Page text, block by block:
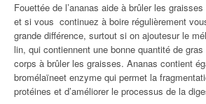
Fouettée de l’ananas aide à brûler les
et si vous continuez à boire régulièrement
grande différence, surtout si on ajoutesur le
lin, qui contiennent une bonne quantité de
corps à brûler les graisses. Ananas contient
bromélaïneet enzyme qui permet la
protéines et d’améliorer le processus de la